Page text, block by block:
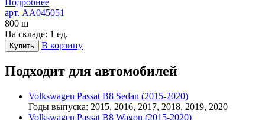
арт. AA045051
800 ш
На складе: 1 ед.
Купить В корзину
Подходит для автомобилей
Volkswagen Passat B8 Sedan (2015-2020)
Годы выпуска: 2015, 2016, 2017, 2018, 2019, 2020
Volkswagen Passat B8 Wagon (2015-2020)